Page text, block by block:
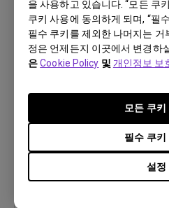
을 사용하고 있습니다. “모든 쿠
쿠키 사용에 동의하게 되며, “필
필수 쿠키를 제외한 나머지는 거
정은 언제든지 이곳에서 변경하
은Cookie Policy 및 개인정보 보
설정
필수 쿠
모든 쿠
사용자 매뉴얼
사용자 메뉴얼
파일 크기:1.92 MB
미리 보기